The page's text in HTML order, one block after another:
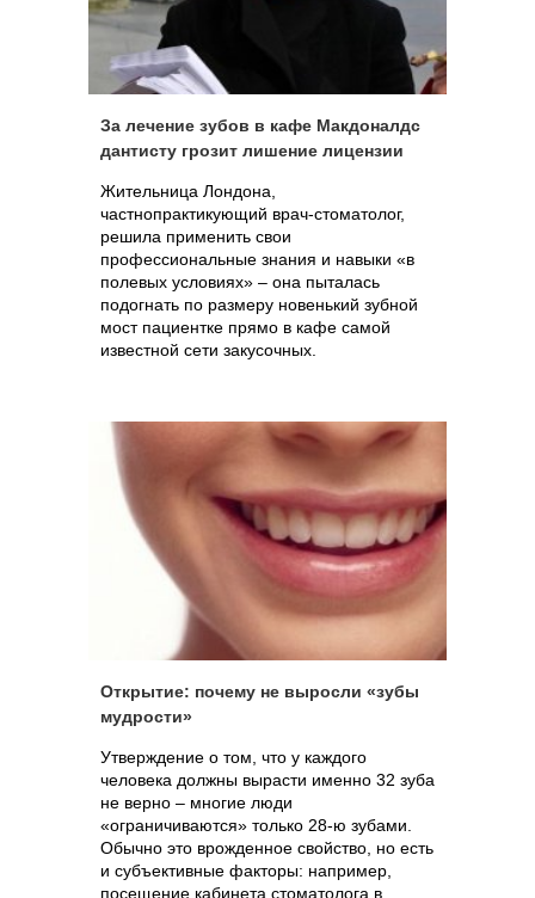
За лечение зубов в кафе Макдоналдс
дантисту грозит лишение лицензии
Жительница Лондона,
частнопрактикующий врач-стоматолог,
решила применить свои
профессиональные знания и навыки «в
полевых условиях» – она пыталась
подогнать по размеру новенький зубной
мост пациентке прямо в кафе самой
известной сети закусочных.
Открытие: почему не выросли «зубы
мудрости»
Утверждение о том, что у каждого
человека должны вырасти именно 32 зуба
не верно – многие люди
«ограничиваются» только 28-ю зубами.
Обычно это врожденное свойство, но есть
и субъективные факторы: например,
посещение кабинета стоматолога в